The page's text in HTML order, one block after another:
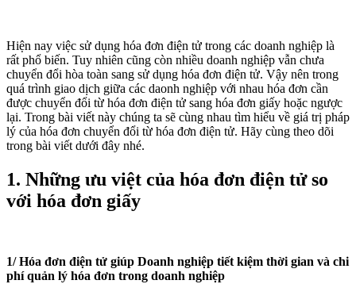
Hiện nay việc sử dụng hóa đơn điện tử trong các doanh nghiệp là
rất phổ biến. Tuy nhiên cũng còn nhiều doanh nghiệp vẫn chưa
chuyển đổi hòa toàn sang sử dụng hóa đơn điện tử. Vậy nên trong
quá trình giao dịch giữa các daonh nghiệp với nhau hóa đơn cần
được chuyển đổi từ hóa đơn điện tử sang hóa đơn giấy hoặc ngược
lại. Trong bài viết này chúng ta sẽ cùng nhau tìm hiểu về giá trị pháp
lý của hóa đơn chuyển đổi từ hóa đơn điện tử. Hãy cùng theo dõi
trong bài viết dưới đây nhé.
1. Những ưu việt của hóa đơn điện tử so
với hóa đơn giấy
1/ Hóa đơn điện tử giúp Doanh nghiệp tiết kiệm thời gian và chi
phí quản lý hóa đơn trong doanh nghiệp